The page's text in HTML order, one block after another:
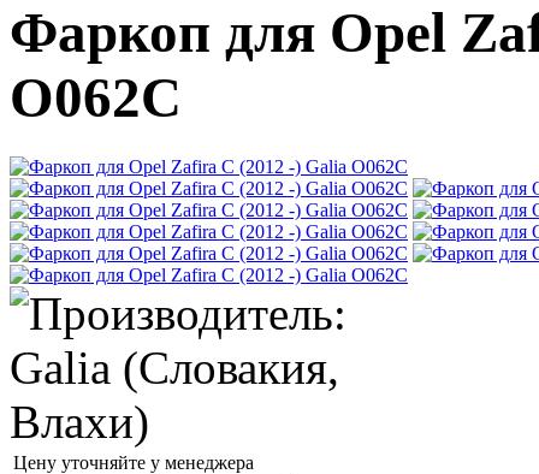
Фаркоп для Opel
O062C
Цену уточняйте у менеджера